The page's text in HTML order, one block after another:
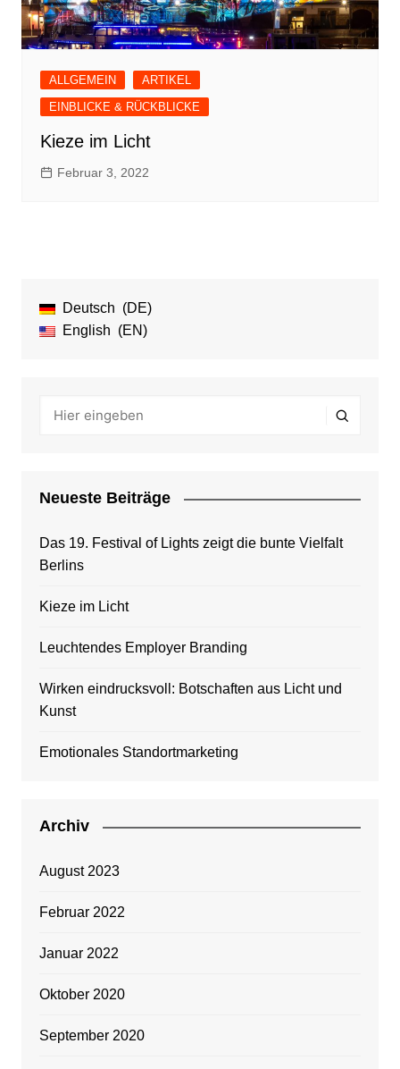
ALLGEMEIN
ARTIKEL
EINBLICKE & RÜCKBLICKE
Kieze im Licht
Februar 3, 2022
Deutsch
DE
English
EN
Neueste Beiträge
Das 19. Festival of Lights zeigt die bunte Vielfalt
Berlins
Kieze im Licht
Leuchtendes Employer Branding
Wirken eindrucksvoll: Botschaften aus Licht und
Kunst
Emotionales Standortmarketing
Archiv
August 2023
Februar 2022
Januar 2022
Oktober 2020
September 2020